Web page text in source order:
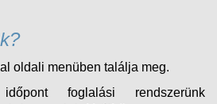
oldali menüben találja meg.
foglalási rendszerünk